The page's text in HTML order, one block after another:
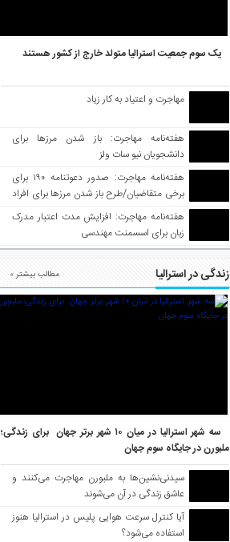
یک سوم جمعیت استرالیا متولد خارج از کشور هستند
مهاجرت و اعتیاد به کار زیاد
هفته‌نامه مهاجرت: باز شدن مرزها برای
دانشجویان نیو سات ولز
هفته‌نامه مهاجرت: صدور دعوتنامه ۱۹۰ برای
برخی متقاضیان/طرح باز شدن مرزها برای افراد
واکسینه شده
هفته‌نامه مهاجرت: افزایش مدت اعتبار مدرک
زبان برای اسسمنت مهندسی
زندگی در استرالیا مطالب بیشتر »
سه شهر استرالیا در میان ۱۰ شهر برتر جهان برای زندگی؛
ملبورن در جایگاه سوم جهان
سیدنی‌نشین‌ها به ملبورن مهاجرت می‌کنند و
عاشق زندگی در آن می‌شوند
آیا کنترل سرعت هوایی پلیس در استرالیا هنوز
استفاده می‌شود؟